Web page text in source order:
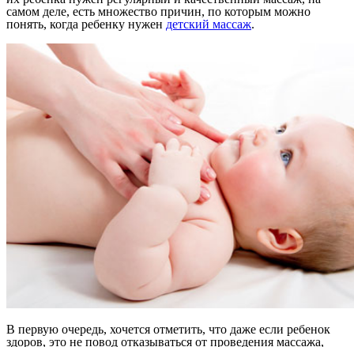
самом деле, есть множество причин, по которым можно
понять, когда ребенку нужен детский массаж.
В первую очередь, хочется отметить, что даже если ребенок
здоров, это не повод отказываться от проведения массажа,